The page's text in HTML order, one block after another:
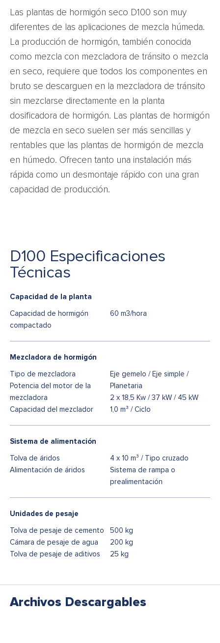
Las plantas de hormigón seco D100 son muy
diferentes de las aplicaciones de mezcla húmeda.
La producción de hormigón, también conocida
como mezcla con mezcladora de tránsito o mezcla
en seco, requiere que todos los componentes en
bruto se descarguen en la mezcladora de tránsito
sin mezclarse directamente en la planta
dosificadora de hormigón. Las plantas de hormigón
de mezcla en seco suelen ser más sencillas y
rentables que las plantas de hormigón de mezcla
en húmedo. Ofrecen tanto una instalación más
rápida como un desmontaje rápido con una gran
capacidad de producción.
D100 Especificaciones
Técnicas
Capacidad de la planta
Capacidad de hormigón
compactado
60 m3/hora
Mezcladora de hormigón
Tipo de mezcladora
Potencia del motor de la
mezcladora
Capacidad del mezclador
Eje gemelo / Eje simple /
Planetaria
2 x 18,5 Kw / 37 kW / 45 kW
1,0 m³ / Ciclo
Sistema de alimentación
Tolva de áridos
Alimentación de áridos
4 x 10 m³ / Tipo cruzado
Sistema de rampa o
prealimentación
Unidades de pesaje
Tolva de pesaje de cemento
Cámara de pesaje de agua
Tolva de pesaje de aditivos
500 kg
200 kg
25 kg
Archivos Descargables